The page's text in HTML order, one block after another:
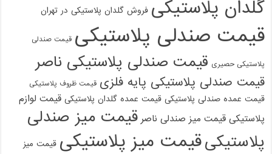
گلدان پلاستیکی فروش گلدان پلاستیکی در تهران
قیمت صندلی پلاستیکی قیمت صندلی
پلاستیکی حصیری قیمت صندلی پلاستیکی ناصر
قیمت صندلی پلاستیکی پایه فلزی قیمت ظروف پلاستیکی
قیمت عمده صندلی پلاستیکی قیمت عمده گلدان پلاستیکی قیمت لوازم
پلاستیکی قیمت میز صندلی ناصر قیمت میز صندلی
پلاستیکیقیمت میز پلاستیکی قیمت میز